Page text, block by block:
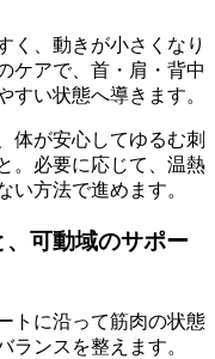
く、動きが小さくなり
ケアで、首・肩・背中
すい状態へ導きます。
体が安心してゆるむ刺
。必要に応じて、温熱
い方法で進めます。
可動域のサポー
トに沿って筋肉の状態
ランスを整えます。